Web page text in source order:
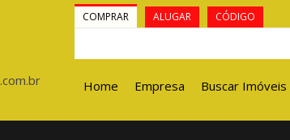
COMPRAR ALUGAR CÓDIGO
Home Empresa Buscar Imóveis